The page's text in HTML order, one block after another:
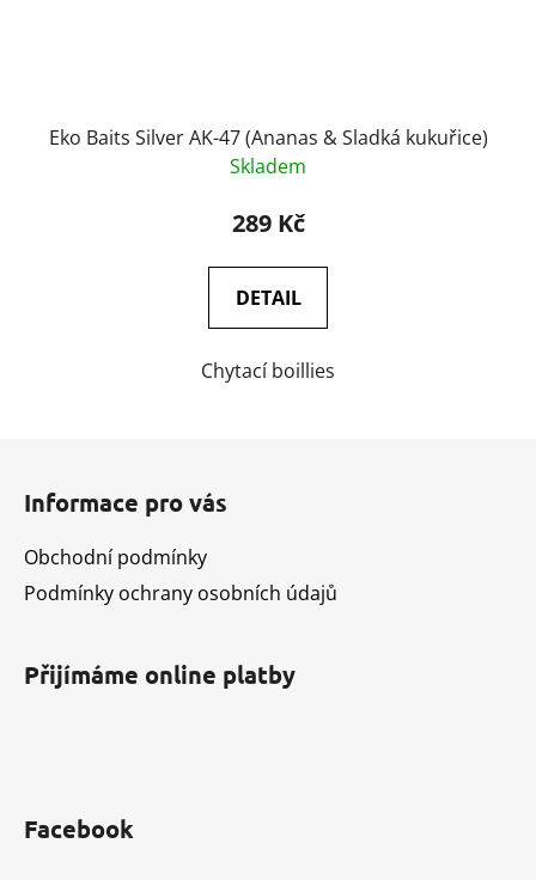
Eko Baits Silver AK-47 (Ananas & Sladká kukuřice)
Skladem
289 Kč
DETAIL
Chytací boillies
Informace pro vás
Obchodní podmínky
Podmínky ochrany osobních údajů
Přijímáme online platby
Facebook